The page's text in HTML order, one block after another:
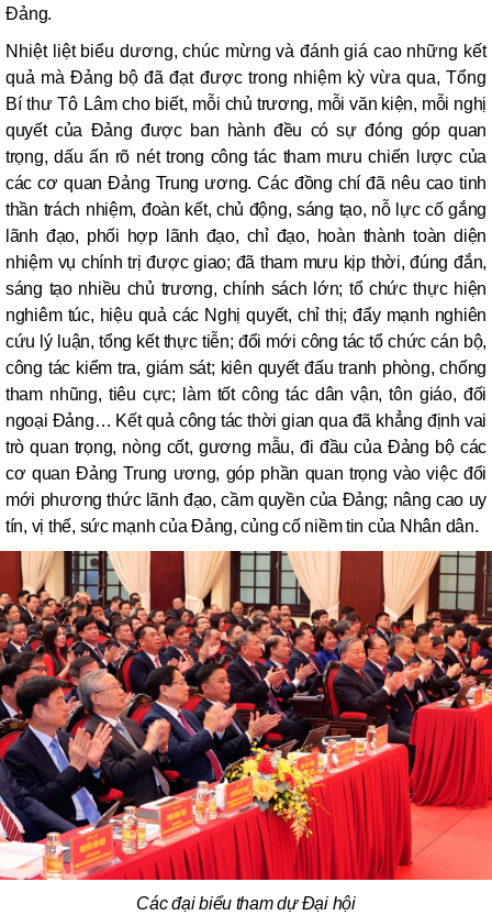
Đảng.
Nhiệt liệt biểu dương, chúc mừng và đánh giá cao những kết
quả mà Đảng bộ đã đạt được trong nhiệm kỳ vừa qua, Tổng
Bí thư Tô Lâm cho biết, mỗi chủ trương, mỗi văn kiện, mỗi nghị
quyết của Đảng được ban hành đều có sự đóng góp quan
trọng, dấu ấn rõ nét trong công tác tham mưu chiến lược của
các cơ quan Đảng Trung ương. Các đồng chí đã nêu cao tinh
thần trách nhiệm, đoàn kết, chủ động, sáng tạo, nỗ lực cố gắng
lãnh đạo, phối hợp lãnh đạo, chỉ đạo, hoàn thành toàn diện
nhiệm vụ chính trị được giao; đã tham mưu kịp thời, đúng đắn,
sáng tạo nhiều chủ trương, chính sách lớn; tổ chức thực hiện
nghiêm túc, hiệu quả các Nghị quyết, chỉ thị; đẩy mạnh nghiên
cứu lý luận, tổng kết thực tiễn; đổi mới công tác tổ chức cán bộ,
công tác kiểm tra, giám sát; kiên quyết đấu tranh phòng, chống
tham nhũng, tiêu cực; làm tốt công tác dân vận, tôn giáo, đối
ngoại Đảng… Kết quả công tác thời gian qua đã khẳng định vai
trò quan trọng, nòng cốt, gương mẫu, đi đầu của Đảng bộ các
cơ quan Đảng Trung ương, góp phần quan trọng vào việc đổi
mới phương thức lãnh đạo, cầm quyền của Đảng; nâng cao uy
tín, vị thế, sức mạnh của Đảng, củng cố niềm tin của Nhân dân.
Các đại biểu tham dự Đại hội